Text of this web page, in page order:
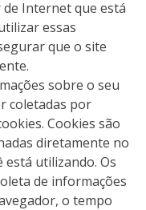
Internet que está
essas
que o site
sobre o seu
coletadas por
Cookies são
diretamente no
está utilizando. Os
de informações
o tempo